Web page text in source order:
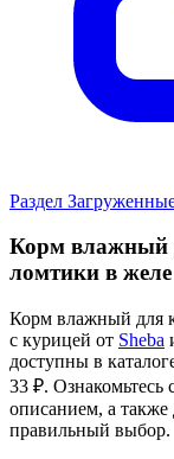
Раздел
Корм влажный
ломтики в
Корм влажный для
с курицей от Sheba
доступны в
33 ₽. Ознакомьтесь
описанием, а
правильный выбор.